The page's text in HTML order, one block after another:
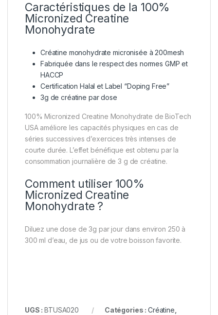
Caractéristiques de la 100%
Micronized Creatine
Monohydrate
Créatine monohydrate micronisée à 200mesh
Fabriquée dans le respect des normes GMP et
HACCP
Certification Halal et Label “Doping Free”
3g de créatine par dose
100% Micronized Creatine Monohydrate de BioTech
USA améliore les capacités physiques en cas de
séries successives d’exercices très intenses de
courte durée. L’effet bénéfique est obtenu par la
consommation journalière de 3 g de créatine.
Comment utiliser 100%
Micronized Creatine
Monohydrate ?
Diluez une dose de 3g par jour dans environ 250 à
300 ml d’eau, de jus ou de votre boisson favorite.
UGS : BTUSA020 Catégories : Créatine,